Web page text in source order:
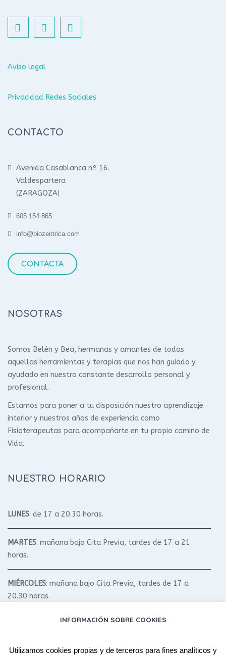
Aviso legal
Privacidad Redes Sociales
CONTACTO
Avenida Casablanca nº 16.
Valdespartera
(ZARAGOZA)
605 154 865
info@biozentrica.com
CONTACTA
NOSOTRAS
Somos Belén y Bea, hermanas y amantes de todas
aquellas herramientas y terapias que nos han guiado y
ayudado en nuestro constante desarrollo personal y
profesional.
Estamos para poner a tu disposición nuestro aprendizaje
interior y nuestros años de experiencia como
Fisioterapeutas para acompañarte en tu propio camino de
Vida.
NUESTRO HORARIO
LUNES: de 17 a 20.30 horas.
MARTES: mañana bajo Cita Previa, tardes de 17 a 21
horas.
MIÉRCOLES: mañana bajo Cita Previa, tardes de 17 a
20.30 horas.
: mañana bajo Cita Previa, tardes de 17 a 20.30
INFORMACIÓN SOBRE COOKIES
Utilizamos cookies propias y de terceros para fines analíticos y